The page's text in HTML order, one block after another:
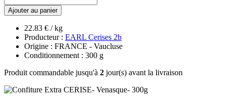
Ajouter au panier
22.83 € / kg
Producteur : EARL Cerises 2b
Origine : FRANCE - Vaucluse
Conditionnement : 300 g
Produit commandable jusqu'à 2 jour(s) avant la livraison